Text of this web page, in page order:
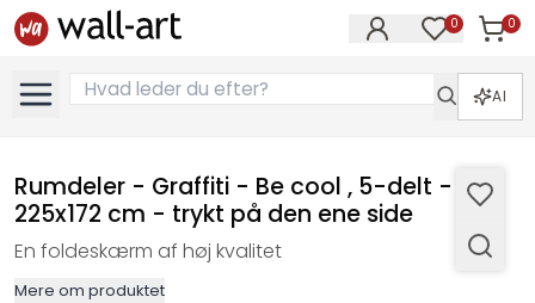
0 0
Varer
AI
Rumdeler - Graffiti - Be cool , 5-delt -
225x172 cm - trykt på den ene side
En foldeskærm af høj kvalitet
Mere om produktet